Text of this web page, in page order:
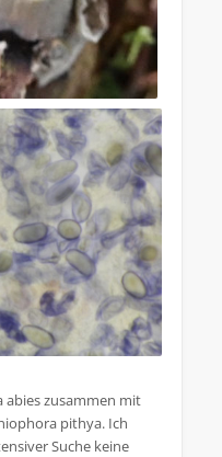
abies zusammen mit
pithya. Ich
Suche keine